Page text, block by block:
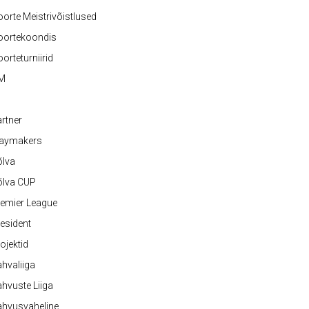
Meistrivõistlused
CUP
League
Liiga